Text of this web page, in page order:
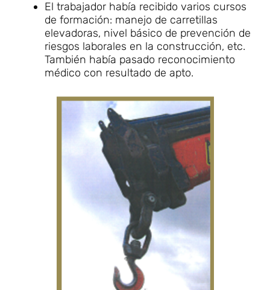
El trabajador había recibido varios cursos
de formación: manejo de carretillas
elevadoras, nivel básico de prevención de
riesgos laborales en la construcción, etc.
También había pasado reconocimiento
médico con resultado de apto.